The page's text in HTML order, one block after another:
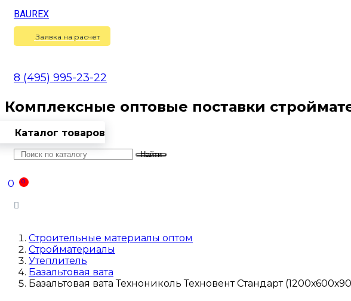
BAUREX
Заявка на расчет
8 (495) 995-23-22
Комплексные оптовые поставки
Каталог товаров
Найти
0
0
Строительные материалы оптом
Стройматериалы
Утеплитель
Базальтовая вата
Базальтовая вата Технониколь Техновент Стандарт